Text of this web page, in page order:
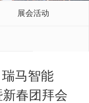
展会活动
马智能
春团拜会